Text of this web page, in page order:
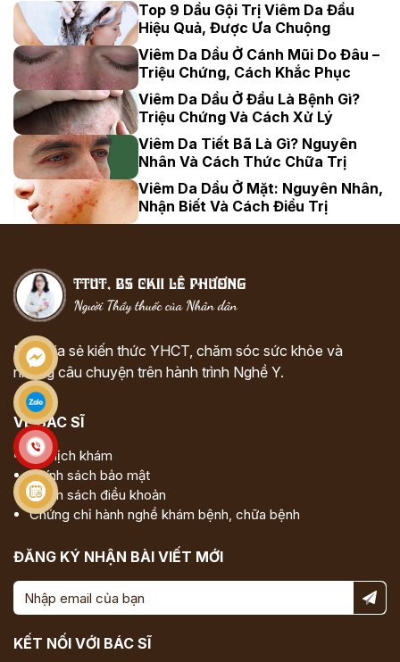
Top 9 Dầu Gội Trị Viêm Da Đầu
Hiệu Quả, Được Ưa Chuộng
Viêm Da Dầu Ở Cánh Mũi Do Đâu –
Triệu Chứng, Cách Khắc Phục
Viêm Da Dầu Ở Đầu Là Bệnh Gì?
Triệu Chứng Và Cách Xử Lý
Viêm Da Tiết Bã Là Gì? Nguyên
Nhân Và Cách Thức Chữa Trị
Viêm Da Dầu Ở Mặt: Nguyên Nhân,
Nhận Biết Và Cách Điều Trị
Nơi chia sẻ kiến thức YHCT, chăm sóc sức khỏe và
những câu chuyện trên hành trình Nghề Y.
VỀ BÁC SĨ
Đặt lịch khám
Chính sách bảo mật
Chính sách điều khoản
Chứng chỉ hành nghề khám bệnh, chữa bệnh
ĐĂNG KÝ NHẬN BÀI VIẾT MỚI
KẾT NỐI VỚI BÁC SĨ